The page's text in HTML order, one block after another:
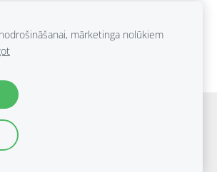
mārketinga nolūkiem